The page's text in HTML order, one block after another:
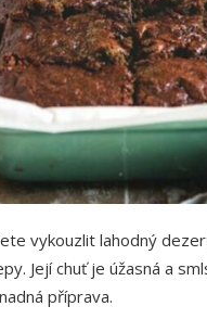
vykouzlit lahodný
Její chuť je úžasná a
příprava.